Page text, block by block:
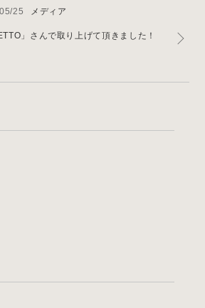
25 メディア
」さんで取り上げて頂きました！